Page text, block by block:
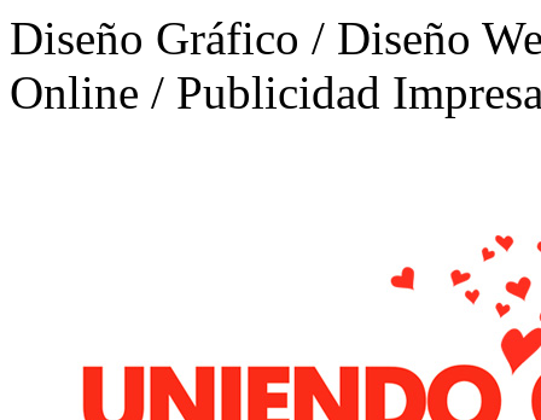
Diseño Gráfico / Diseño
Online / Publicidad